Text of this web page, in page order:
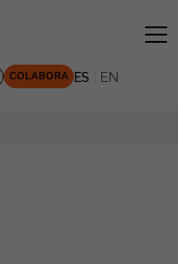
COLABORA ES EN